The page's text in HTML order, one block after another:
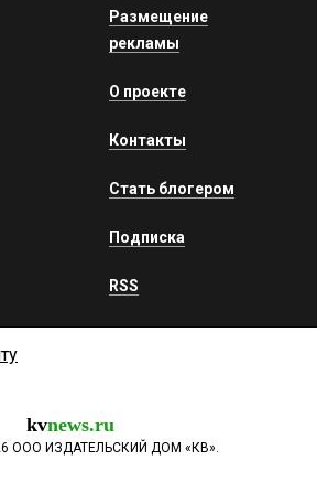
Размещение
рекламы
О проекте
Контакты
Стать блогером
Подписка
RSS
kvnews.ru
ООО ИЗДАТЕЛЬСКИЙ ДОМ «КВ».